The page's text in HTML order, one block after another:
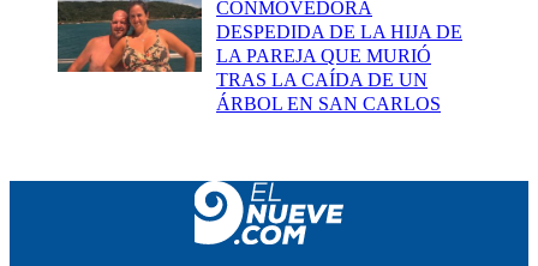
CONMOVEDORA
DESPEDIDA DE LA HIJA DE
LA PAREJA QUE MURIÓ
TRAS LA CAÍDA DE UN
ÁRBOL EN SAN CARLOS